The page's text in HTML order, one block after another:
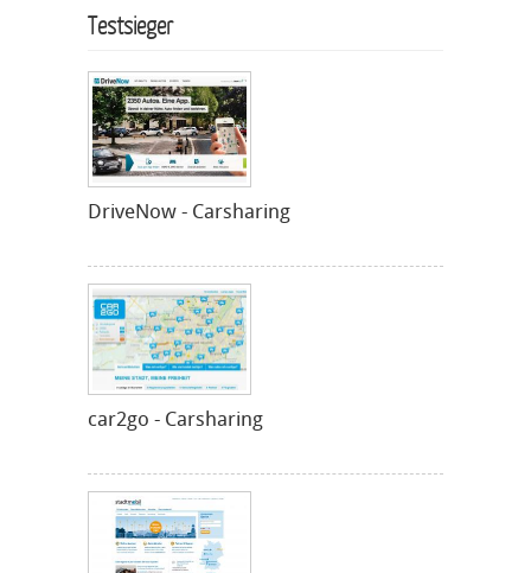
Testsieger
DriveNow - Carsharing
car2go - Carsharing